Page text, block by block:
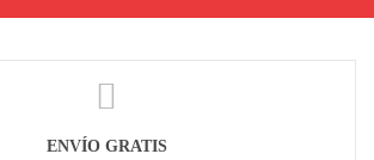
ENVÍO GRATIS